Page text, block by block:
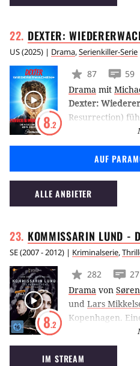
die
DEXTER:
US(2025) | Drama,Serienkiller-Serie
8.2
87
59
Drama mit
Dexter:
Resurrection)
Serienkillers
Revival-Serie
Michael C. Hall
Morgan zurück.
erwacht,
neues Kapitel.
AUF
ALLE ANBIETER
KOMMISSARIN LUND -
SE(2007 - 2012) | Kriminalserie,
8.2
282
27
Drama von
und Lars
Kopenhagen.
tot in einem
misshandelt und
der
IM STREAM